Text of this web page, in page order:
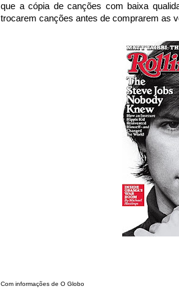
que a cópia de canções com baixa
trocarem canções antes de comprarem as
Com informações de O Globo